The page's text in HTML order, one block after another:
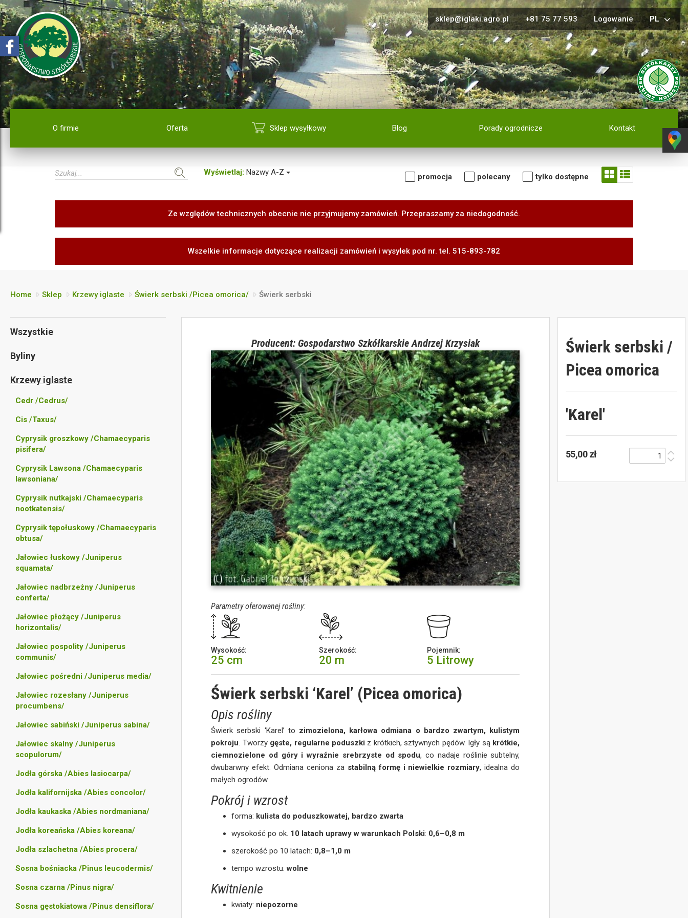
sklep@iglaki.agro.pl +81 75 77 593 Logowanie PL
O firmie Oferta Sklep wysyłkowy Blog Porady ogrodnicze Kontakt
Wyświetlaj: Nazwy A-Z promocja polecany tylko dostępne
Ze względów technicznych obecnie nie przyjmujemy zamówień. Przepraszamy za niedogodność.
Wszelkie informacje dotyczące realizacji zamówień i wysyłek pod nr. tel. 515-893-782
Home Sklep Krzewy iglaste Świerk serbski /Picea omorica/ Świerk serbski
Wszystkie
Byliny
Krzewy iglaste
Cedr /Cedrus/
Cis /Taxus/
Cyprysik groszkowy /Chamaecyparis
pisifera/
Cyprysik Lawsona /Chamaecyparis
lawsoniana/
Cyprysik nutkajski /Chamaecyparis
nootkatensis/
Cyprysik tępołuskowy /Chamaecyparis
obtusa/
Jałowiec łuskowy /Juniperus
squamata/
Jałowiec nadbrzeżny /Juniperus
conferta/
Jałowiec płożący /Juniperus
horizontalis/
Jałowiec pospolity /Juniperus
communis/
Jałowiec pośredni /Juniperus media/
Jałowiec rozesłany /Juniperus
procumbens/
Jałowiec sabiński /Juniperus sabina/
Jałowiec skalny /Juniperus
scopulorum/
Jodła górska /Abies lasiocarpa/
Jodła kalifornijska /Abies concolor/
Jodła kaukaska /Abies nordmaniana/
Jodła koreańska /Abies koreana/
Jodła szlachetna /Abies procera/
Sosna bośniacka /Pinus leucodermis/
Sosna czarna /Pinus nigra/
Sosna gęstokiatowa /Pinus densiflora/
Producent: Gospodarstwo Szkółkarskie Andrzej Krzysiak
Parametry oferowanej rośliny:
Wysokość:
25 cm
Szerokość:
20 m
Pojemnik:
5 Litrowy
Świerk serbski ‘Karel’ (Picea omorica)
Opis rośliny
Świerk serbski ‘Karel’ to zimozielona, karłowa odmiana o bardzo zwartym, kulistym
pokroju. Tworzy gęste, regularne poduszki z krótkich, sztywnych pędów. Igły są krótkie,
ciemnozielone od góry i wyraźnie srebrzyste od spodu, co nadaje roślinie subtelny,
dwubarwny efekt. Odmiana ceniona za stabilną formę i niewielkie rozmiary, idealna do
małych ogrodów.
Pokrój i wzrost
forma: kulista do poduszkowatej, bardzo zwarta
wysokość po ok. 10 latach uprawy w warunkach Polski: 0,6–0,8 m
szerokość po 10 latach: 0,8–1,0 m
tempo wzrostu:wolne
Kwitnienie
kwiaty: niepozorne
Świerk serbski /
Picea omorica
'Karel'
55,00 zł